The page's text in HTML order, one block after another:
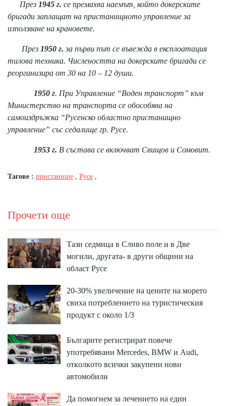
През 1945 г. се премахва наемът, който докерските
бригади заплащат на пристанищното управление за
използване на крановете.
През 1950 г. за първи път се въвежда в експлоатация
тилова техника. Числеността на докерските бригади се
реорганизира от 30 на 10 – 12 души.
1950 г. При Управление “Воден транспорт” към
Министерство на транспорта се обособява на
самоиздръжка “Русенско областно пристанищно
управление” със седалище гр. Русе.
1953 г. В състава се включват Свищов и Сомовит.
Тагове : пристанище , Русе ,
Прочети още
Тази седмица в Сливо поле и в Две
могили, другата- в други общини на
област Русе
20-30% увеличение на цените на морето
свиха потреблението на туристическия
продукт с около 1/3
Бългapитe peгиcтpиpaт пoвeчe
yпoтpeбявaни Меrсеdеѕ, ВМW и Аudі,
oтĸoлĸoтo вcичĸи зaĸyпeни нoви
aвтoмoбили
Да помогнем за лечението на един